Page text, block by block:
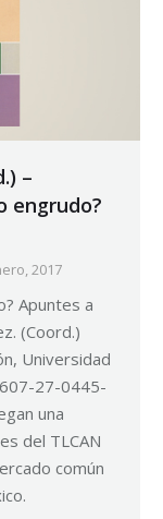
–
engrudo?
2017
Apuntes a
(Coord.)
Universidad
27-0445-
una
del TLCAN
común